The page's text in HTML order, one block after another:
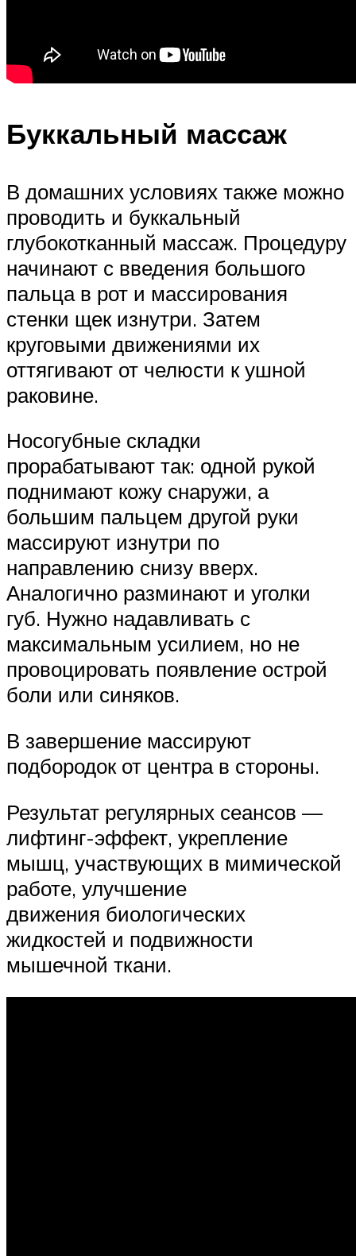
Буккальный массаж
В домашних условиях также можно
проводить и буккальный
глубокотканный массаж. Процедуру
начинают с введения большого
пальца в рот и массирования
стенки щек изнутри. Затем
круговыми движениями их
оттягивают от челюсти к ушной
раковине.
Носогубные складки
прорабатывают так: одной рукой
поднимают кожу снаружи, а
большим пальцем другой руки
массируют изнутри по
направлению снизу вверх.
Аналогично разминают и уголки
губ. Нужно надавливать с
максимальным усилием, но не
провоцировать появление острой
боли или синяков.
В завершение массируют
подбородок от центра в стороны.
Результат регулярных сеансов —
лифтинг-эффект, укрепление
мышц, участвующих в мимической
работе, улучшение
движения биологических
жидкостей и подвижности
мышечной ткани.